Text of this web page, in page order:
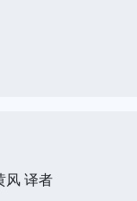
风 译者